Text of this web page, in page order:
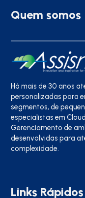
Quem somos
Há mais de 30 anos
personalizadas para
segmentos, de
especialistas em
Gerenciamento de
desenvolvidas para
complexidade.
Links Rápidos